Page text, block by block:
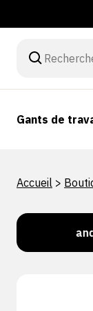
Gants de
Accueil >
Commande